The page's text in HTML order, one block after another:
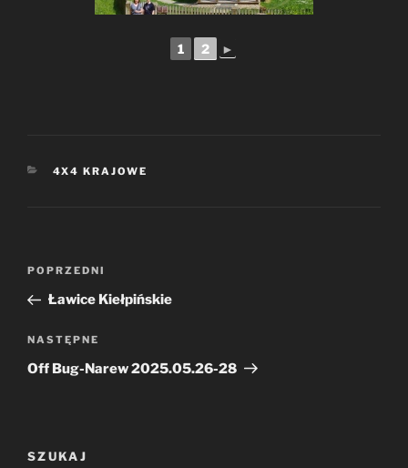
1 2 ►
KATEGORIE
4X4 KRAJOWE
Nawigacja
Poprzedni
wpis
POPRZEDNI
Ławice Kiełpińskie
Następny
wpis
NASTĘPNE
Off Bug-Narew 2025.05.26-28
SZUKAJ